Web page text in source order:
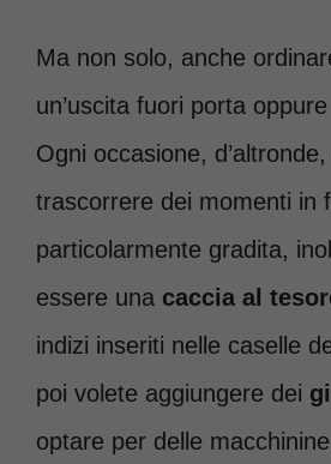
Ma non solo, anche
un’uscita fuori porta
Ogni occasione,
trascorrere dei momenti in
particolarmente gradita,
essere una caccia al
indizi inseriti nelle caselle
poi volete aggiungere dei
optare per delle